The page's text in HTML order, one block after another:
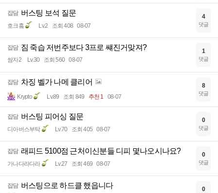
잡담 버스팅 보석 질문
호크홐 Lv.2 조회 408 08-07
4
댓글
잡담 짐 죽습 저번주보다 3프로 썌진거맞져?
쌈자2 Lv.30 조회 560 08-07
1
댓글
잡담 차징 벨가 나메 클리어
Krypto Lv.89 조회 849 추천 1 08-07
8
댓글
잡담 버스팅 피어싱 질문
디아버스부탁 Lv.70 조회 405 08-07
0
댓글
잡담 래피드 5100점 근처이신분들 디피 몇나오시나요?
가나다라다라 Lv.27 조회 469 08-07
0
댓글
잡담 버스팅으로 하드클 했읍니다 0